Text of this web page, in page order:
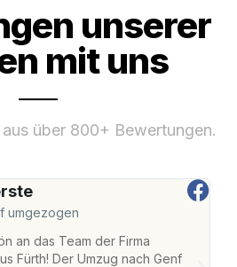
unserer
mit uns
aus über 800+ Bewertungen.
umgezogen
an das Team der Firma
Fürth! Der Umzug nach Genf